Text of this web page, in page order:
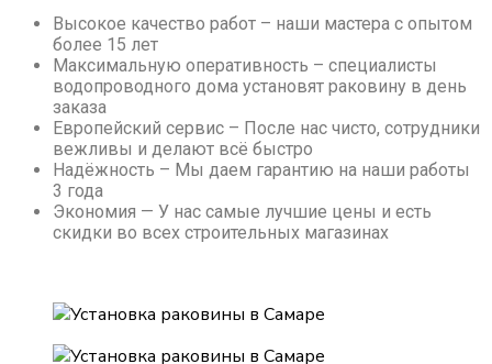
Высокое качество работ – наши мастера с опытом
более 15 лет
Максимальную оперативность – специалисты
водопроводного дома установят раковину в день
заказа
Европейский сервис – После нас чисто, сотрудники
вежливы и делают всё быстро
Надёжность – Мы даем гарантию на наши работы
3 года
Экономия — У нас самые лучшие цены и есть
скидки во всех строительных магазинах